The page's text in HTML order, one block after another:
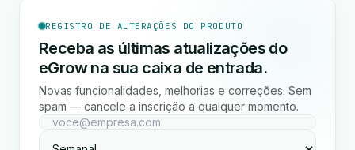
REGISTRO DE ALTERAÇÕES DO PRODUTO
Receba as últimas atualizações do
eGrow na sua caixa de entrada.
Novas funcionalidades, melhorias e correções. Sem
spam — cancele a inscrição a qualquer momento.